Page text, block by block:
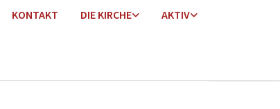
KONTAKT DIE KIRCHE AKTIV